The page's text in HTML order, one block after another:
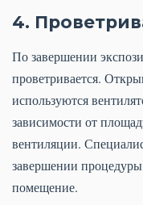
4.
По завершении
проветривается.
используются
зависимости от
вентиляции.
завершении
помещение.